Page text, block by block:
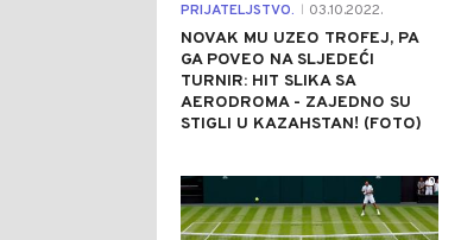
PRIJATELJSTVO. 03.10.2022.
NOVAK MU UZEO TROFEJ, PA
GA POVEO NA SLJEDEĆI
TURNIR: HIT SLIKA SA
AERODROMA - ZAJEDNO SU
STIGLI U KAZAHSTAN! (FOTO)
0